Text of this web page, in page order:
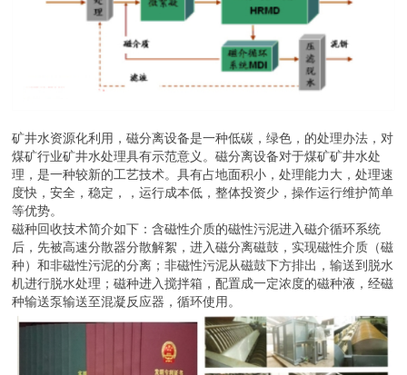
矿井水资源化利用，磁分离设备是一种低碳，绿色，的处理办法，对
煤矿行业矿井水处理具有示范意义。磁分离设备对于煤矿矿井水处
理，是一种较新的工艺技术。具有占地面积小，处理能力大，处理速
度快，安全，稳定，，运行成本低，整体投资少，操作运行维护简单
等优势。
磁种回收技术简介如下：含磁性介质的磁性污泥进入磁介循环系统
后，先被高速分散器分散解絮，进入磁分离磁鼓，实现磁性介质（磁
种）和非磁性污泥的分离；非磁性污泥从磁鼓下方排出，输送到脱水
机进行脱水处理；磁种进入搅拌箱，配置成一定浓度的磁种液，经磁
种输送泵输送至混凝反应器，循环使用。